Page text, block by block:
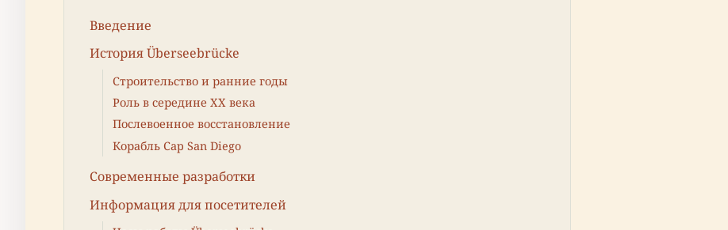
Введение
История Überseebrücke
Строительство и ранние годы
Роль в середине XX века
Послевоенное восстановление
Корабль Cap San Diego
Современные разработки
Информация для посетителей